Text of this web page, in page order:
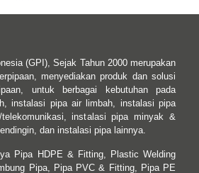
(GPI), Sejak Tahun 2000 merupakan
menyediakan produk dan solusi
untuk berbagai kebutuhan pada
instalasi pipa air limbah, instalasi pipa
instalasi pipa minyak &
dan instalasi pipa lainnya.
Pipa HDPE & Fitting, Plastic Welding
Pipa, Pipa PVC & Fitting, Pipa PE